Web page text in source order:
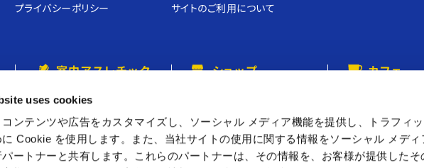
uses cookies
ンテンツや広告をカスタマイズし、ソーシャル メディア機能を提供し、トラフィ
Cookie を使用します。また、当社サイトの使用に関する情報をソーシャル メディ
ートナーと共有します。これらのパートナーは、その情報を、お客様が提供したそ
プライバシーポリシー サイトのご利⽤について
室内アスレチック
クレイジーバネット
あそび王国ぴぃかぁぶぅ
Kids BANeT
ショップ
キャラカプ
カプセルラボ
カプくじ
カフェ